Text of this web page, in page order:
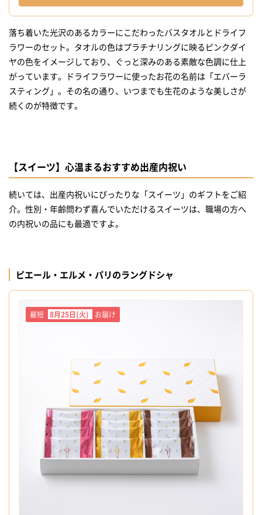
落ち着いた光沢のあるカラーにこだわったバスタオルとドライフ
ラワーのセット。タオルの色はプラチナリングに映るピンクダイ
ヤの色をイメージしており、ぐっと深みのある素敵な色調に仕上
がっています。ドライフラワーに使ったお花の名前は「エバーラ
スティング」。その名の通り、いつまでも生花のような美しさが
続くのが特徴です。
【スイーツ】心温まるおすすめ出産内祝い
続いては、出産内祝いにぴったりな「スイーツ」のギフトをご紹
介。性別・年齢問わず喜んでいただけるスイーツは、職場の方へ
の内祝いの品にも最適ですよ。
ピエール・エルメ・パリのラングドシャ
最短 8月25日(火) お届け